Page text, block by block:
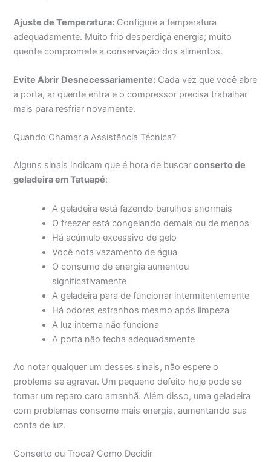
Ajuste de Temperatura: Configure a temperatura
adequadamente. Muito frio desperdiça energia; muito
quente compromete a conservação dos alimentos.
Evite Abrir Desnecessariamente: Cada vez que você abre
a porta, ar quente entra e o compressor precisa trabalhar
mais para resfriar novamente.
Quando Chamar a Assistência Técnica?
Alguns sinais indicam que é hora de buscarconserto de
geladeira em Tatuapé:
A geladeira está fazendo barulhos anormais
O freezer está congelando demais ou de menos
Há acúmulo excessivo de gelo
Você nota vazamento de água
O consumo de energia aumentou
significativamente
A geladeira para de funcionar intermitentemente
Há odores estranhos mesmo após limpeza
A luz interna não funciona
A porta não fecha adequadamente
Ao notar qualquer um desses sinais, não espere o
problema se agravar. Um pequeno defeito hoje pode se
tornar um reparo caro amanhã. Além disso, uma geladeira
com problemas consome mais energia, aumentando sua
conta de luz.
Conserto ou Troca? Como Decidir